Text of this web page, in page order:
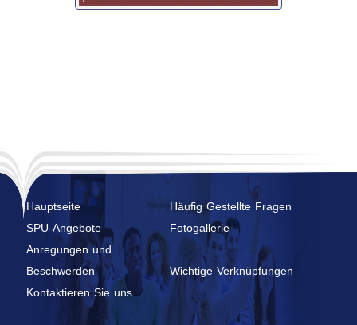
Hauptseite
Häufig Gestellte Fragen
SPU-Angebote
Fotogallerie
Anregungen und
Beschwerden
Wichtige Verknüpfungen
Kontaktieren Sie uns